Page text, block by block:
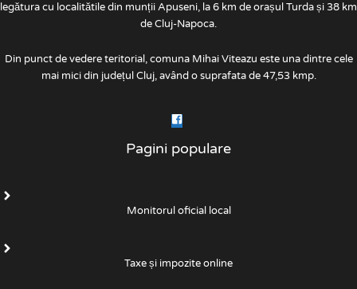
legătura cu localitătile din munții Apuseni, la 6 km de orașul Turda și 38 km
de Cluj-Napoca.
Din punct de vedere teritorial, comuna Mihai Viteazu este una dintre cele
mai mici din județul Cluj, având o suprafata de 47,53 kmp.
Pagini populare
Monitorul oficial local
Taxe și impozite online